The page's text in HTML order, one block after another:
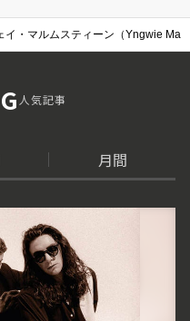
イ・マルムスティーン（Yngwie
人気記事
月間